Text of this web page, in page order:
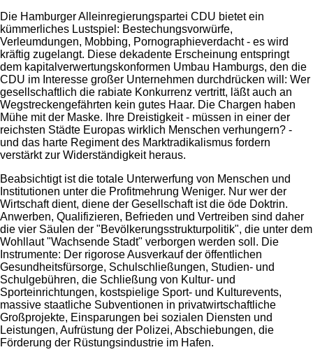
Die Hamburger Alleinregierungspartei CDU bietet ein
kümmerliches Lustspiel: Bestechungsvorwürfe,
Verleumdungen, Mobbing, Pornographieverdacht - es wird
kräftig zugelangt. Diese dekadente Erscheinung entspringt
dem kapitalverwertungskonformen Umbau Hamburgs, den die
CDU im Interesse großer Unternehmen durchdrücken will: Wer
gesellschaftlich die rabiate Konkurrenz vertritt, läßt auch an
Wegstreckengefährten kein gutes Haar. Die Chargen haben
Mühe mit der Maske. Ihre Dreistigkeit - müssen in einer der
reichsten Städte Europas wirklich Menschen verhungern? -
und das harte Regiment des Marktradikalismus fordern
verstärkt zur Widerständigkeit heraus.
Beabsichtigt ist die totale Unterwerfung von Menschen und
Institutionen unter die Profitmehrung Weniger. Nur wer der
Wirtschaft dient, diene der Gesellschaft ist die öde Doktrin.
Anwerben, Qualifizieren, Befrieden und Vertreiben sind daher
die vier Säulen der "Bevölkerungsstrukturpolitik", die unter dem
Wohllaut "Wachsende Stadt" verborgen werden soll. Die
Instrumente: Der rigorose Ausverkauf der öffentlichen
Gesundheitsfürsorge, Schulschließungen, Studien- und
Schulgebühren, die Schließung von Kultur- und
Sporteinrichtungen, kostspielige Sport- und Kulturevents,
massive staatliche Subventionen in privatwirtschaftliche
Großprojekte, Einsparungen bei sozialen Diensten und
Leistungen, Aufrüstung der Polizei, Abschiebungen, die
Förderung der Rüstungsindustrie im Hafen.